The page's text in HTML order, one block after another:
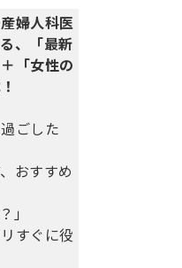
婦人科医
、「最新
「女性の
ごした
おすすめ
」
すぐに役